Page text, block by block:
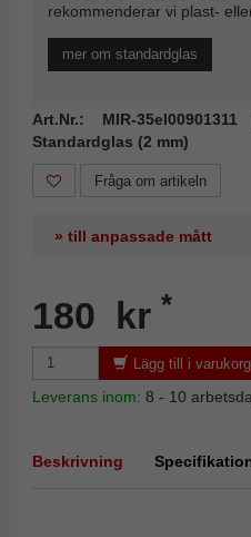
rekommenderar vi plast-
mer om standardglas
Art.Nr.: MIR-
Standardglas (2 mm)
Fråga om artikeln
» till anpassade mått
180 kr *
Lägg till i
Leverans inom: 8 - 10
Beskrivning